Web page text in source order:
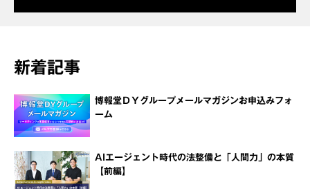
新着記事
博報堂ＤＹグループメールマガジンお申込みフォ
ーム
AIエージェント時代の法整備と「人間力」の本質
【前編】